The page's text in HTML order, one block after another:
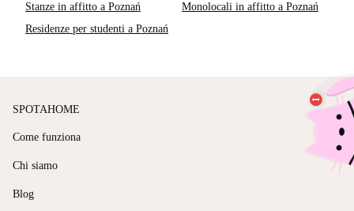
Stanze in affitto a Poznań
Monolocali in affitto a Poznań
Residenze per studenti a Poznań
SPOTAHOME
Come funziona
Chi siamo
Blog